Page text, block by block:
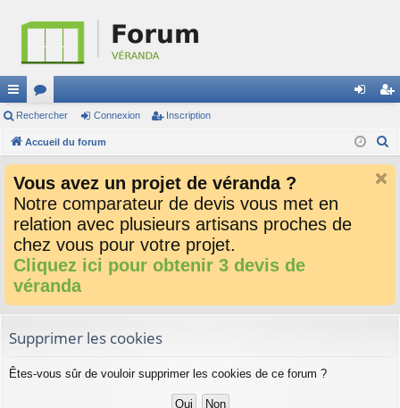
ac
co
ci
or
u
s
ne cri
Rechercher Connexion Inscription
Accueil du forum
r
Vous avez un projet de véranda ?
Notre comparateur de devis vous met en
relation avec plusieurs artisans proches de
chez vous pour votre projet.
Cliquez ici pour obtenir 3 devis de
véranda
Supprimer les cookies
Êtes-vous sûr de vouloir supprimer les cookies de ce forum ?